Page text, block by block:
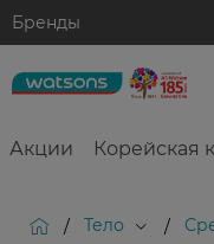
Бренды
Акции Корейская
/ Тело /